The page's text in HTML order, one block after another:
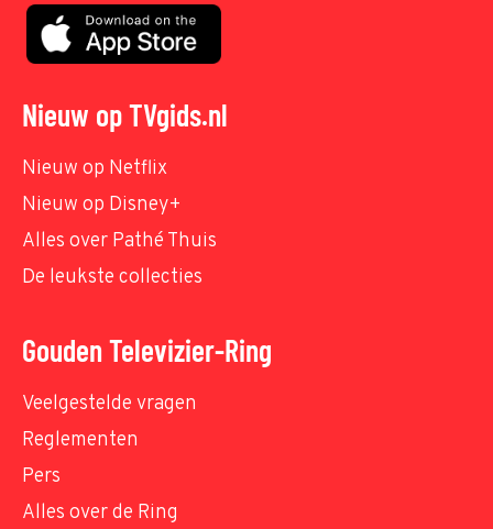
Nieuw op TVgids.nl
Nieuw op Netflix
Nieuw op Disney+
Alles over Pathé Thuis
De leukste collecties
Gouden Televizier-Ring
Veelgestelde vragen
Reglementen
Pers
Alles over de Ring